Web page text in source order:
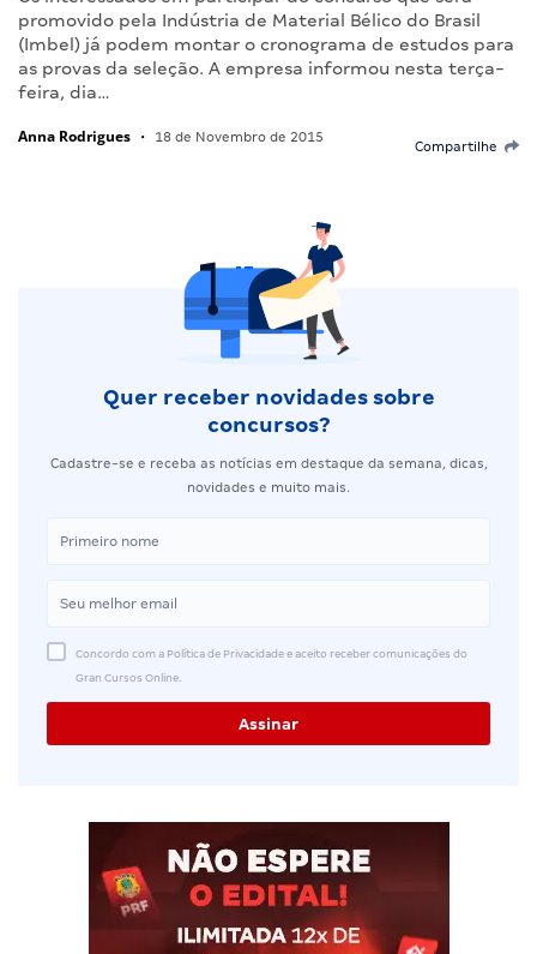
promovido pela Indústria de Material Bélico do Brasil
(Imbel) já podem montar o cronograma de estudos para
as provas da seleção. A empresa informou nesta terça-
feira, dia…
Anna Rodrigues • 18 de Novembro de 2015
Compartilhe
Quer receber novidades sobre
concursos?
Cadastre-se e receba as notícias em destaque da semana, dicas,
novidades e muito mais.
Concordo com a Política de Privacidade e aceito receber comunicações do
Gran Cursos Online.